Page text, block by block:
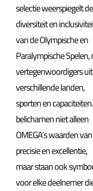
selectie weerspiegelt de
diversiteit en
van de Olympische en
Paralympische Spelen,
vertegenwoordigers uit
verschillende landen,
sporten en
belichamen niet alleen
OMEGA’s waarden van
precisie en excellentie,
maar staan ook
voor elke deelnemer